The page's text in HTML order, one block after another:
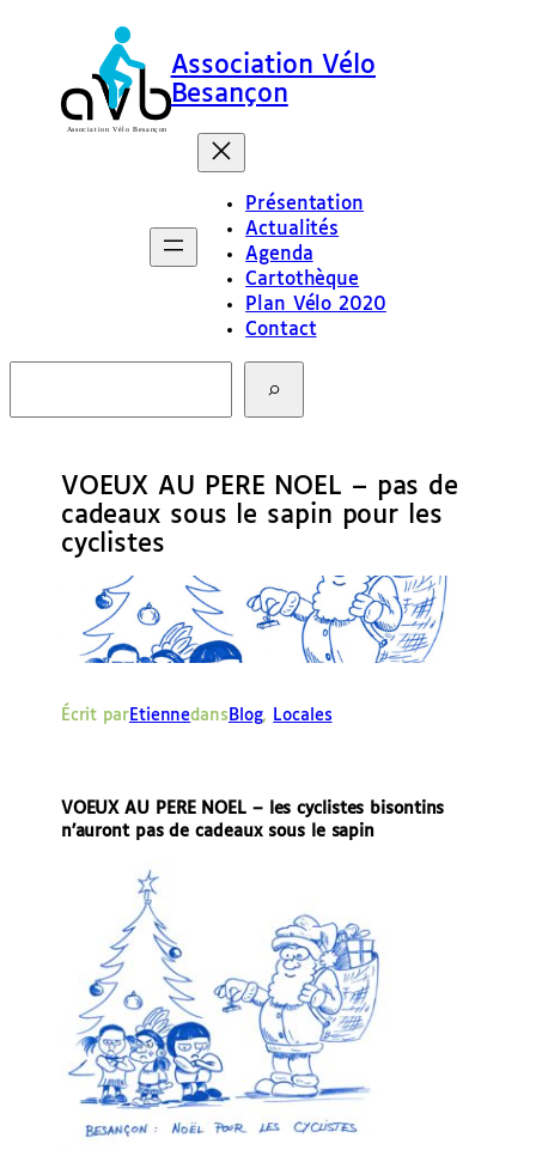
Association Vélo
Besançon
Présentation
Actualités
Agenda
Cartothèque
Plan Vélo 2020
Contact
c
VOEUX AU PERE NOEL – pas de
cadeaux sous le sapin pour les
cyclistes
Écrit parEtiennedans Blog, Locales
VOEUX AU PERE NOEL – les cyclistes bisontins
n’auront pas de cadeaux sous le sapin